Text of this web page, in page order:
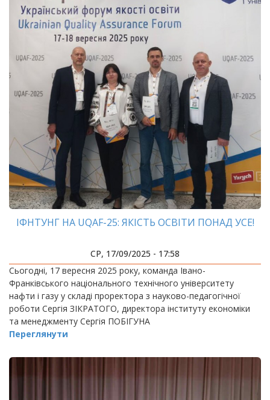
ІФНТУНГ НА UQAF-25: ЯКІСТЬ ОСВІТИ ПОНАД УСЕ!
СР, 17/09/2025 - 17:58
Сьогодні, 17 вересня 2025 року, команда Івано-
Франківського національного технічного університету
нафти і газу у складі проректора з науково-педагогічної
роботи Сергія ЗІКРАТОГО, директора інституту економіки
та менеджменту Сергія ПОБІГУНА
Переглянути